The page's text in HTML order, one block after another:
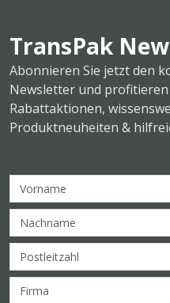
TransPak
Abonnieren Sie jetzt den
Newsletter und
Rabattaktionen,
Produktneuheiten &